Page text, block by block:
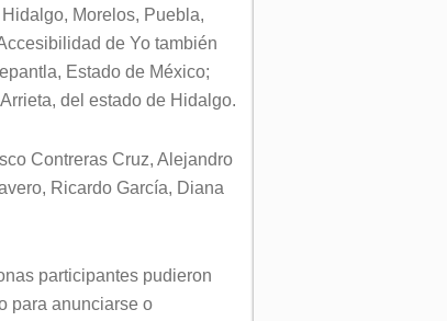
Morelos, Puebla,
de Yo también
Estado de México;
del estado de Hidalgo.
Contreras Cruz, Alejandro
Ricardo García, Diana
participantes pudieron
para anunciarse o